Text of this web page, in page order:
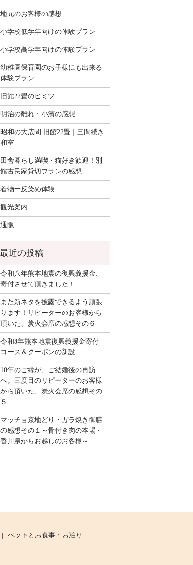
地元のお客様の感想
小学校低学年向けの体験プラン
小学校高学年向けの体験プラン
幼稚園保育園のお子様にも出来る
体験プラン
旧館22畳のヒミツ
明治の離れ・小濱の感想
昭和の大広間 旧館22畳｜三間続き
和室
田舎暮らし満喫・猫好き歓迎！別
館古民家貸切プランの感想
着物一反染め体験
観光案内
通販
令和八年熊本地震の復興義援金、
寄付させて頂きました！
また新ネタを披露できるよう頑張
ります！リピーターのお客様から
頂いた、炭火会席の感想その６
令和8年熊本地震復興義援金寄付
コース＆クーポンの新設
10年のご縁が、ご結婚後の再訪
へ。三度目のリピーターのお客様
から頂いた、炭火会席の感想その
５
マッチョ京地どり・ガラ焼き御膳
の感想その１～骨付き肉の本場・
香川県からお越しのお客様～
ペットとお食事・お泊り